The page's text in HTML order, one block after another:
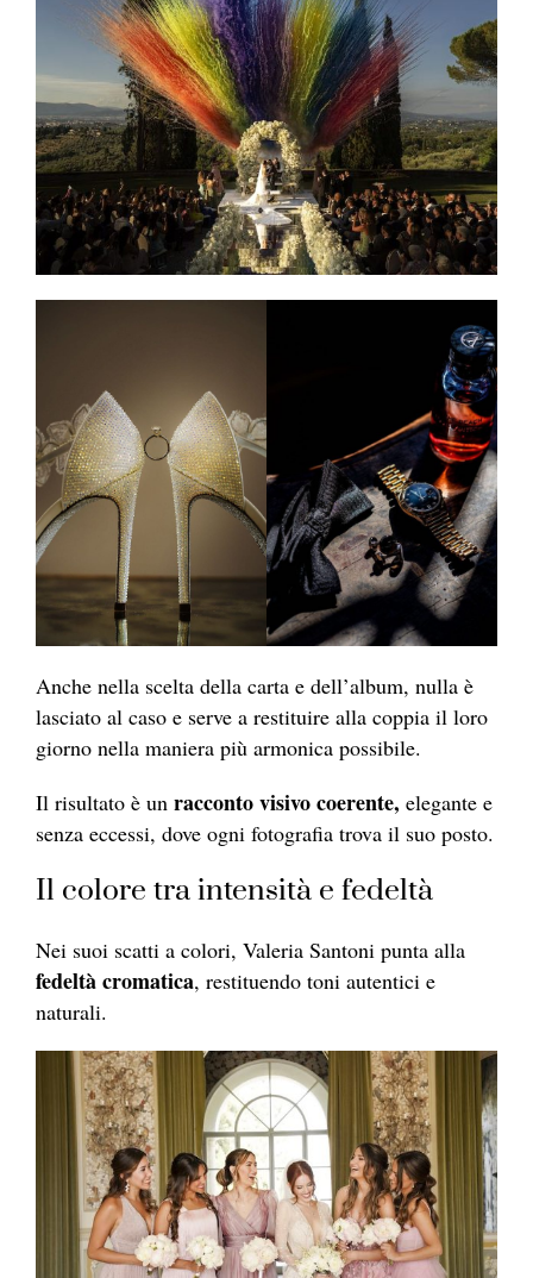
Anche nella scelta della carta e dell’album, nulla è
lasciato al caso e serve a restituire alla coppia il loro
giorno nella maniera più armonica possibile.
Il risultato è un racconto visivo coerente, elegante e
senza eccessi, dove ogni fotografia trova il suo posto.
Il colore tra intensità e fedeltà
Nei suoi scatti a colori, Valeria Santoni punta alla
fedeltà cromatica, restituendo toni autentici e
naturali.